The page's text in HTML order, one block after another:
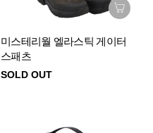
미스테리월 엘라스틱 게이터
스패츠
SOLD OUT